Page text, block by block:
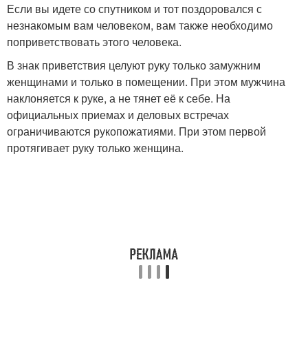
Если вы идете со спутником и тот поздоровался с
незнакомым вам человеком, вам также необходимо
поприветствовать этого человека.
В знак приветствия целуют руку только замужним
женщинами и только в помещении. При этом мужчина
наклоняется к руке, а не тянет её к себе. На
официальных приемах и деловых встречах
ограничиваются рукопожатиями. При этом первой
протягивает руку только женщина.